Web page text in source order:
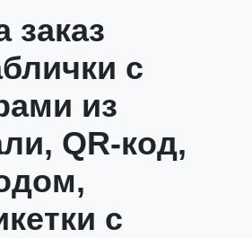
заказ
с
из
QR-код,
с